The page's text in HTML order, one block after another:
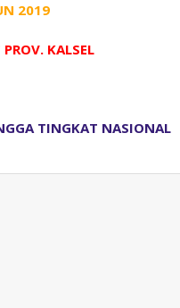
2019
KALSEL
TINGKAT NASIONAL